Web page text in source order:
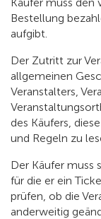
Bestellung
aufgibt.
Der Zutritt zur
allgemeinen
Veranstalters,
des Käufers,
und Regeln zu
Der Käufer muss
für die er ein
prüfen, ob die
anderweitig